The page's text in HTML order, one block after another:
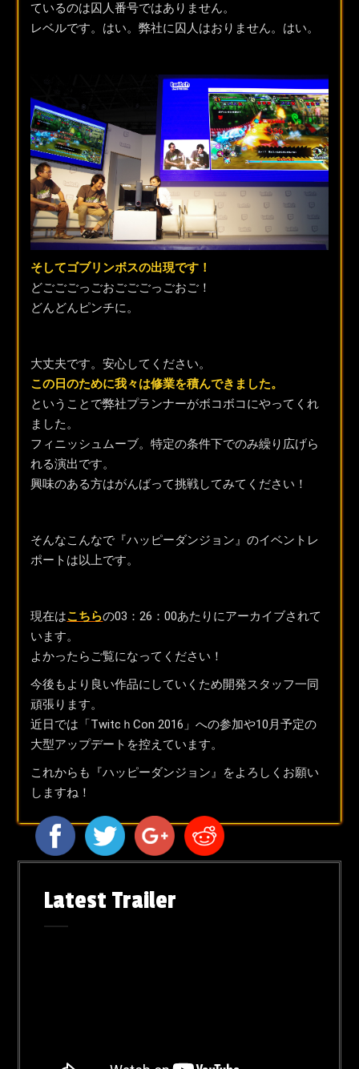
ているのは囚人番号ではありません。
レベルです。はい。弊社に囚人はおりません。はい。
そしてゴブリンボスの出現です！
どごごごっごおごごごっごおご！
どんどんピンチに。
大丈夫です。安心してください。
この日のために我々は修業を積んできました。
ということで弊社プランナーがボコボコにやってくれ
ました。
フィニッシュムーブ。特定の条件下でのみ繰り広げら
れる演出です。
興味のある方はがんばって挑戦してみてください！
そんなこんなで『ハッピーダンジョン』のイベントレ
ポートは以上です。
現在はこちらの03：26：00あたりにアーカイブされて
います。
よかったらご覧になってください！
今後もより良い作品にしていくため開発スタッフ一同
頑張ります。
近日では「TwitcｈCon 2016」への参加や10月予定の
大型アップデートを控えています。
これからも『ハッピーダンジョン』をよろしくお願い
しますね！
Latest Trailer